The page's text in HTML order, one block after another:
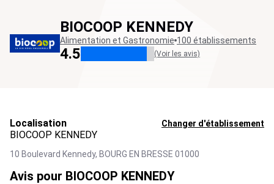
BIOCOOP KENNEDY
Alimentation et Gastronomie 100 établissements
4.5 (Voir les avis)
Localisation Changer d'établissement
BIOCOOP KENNEDY
10 Boulevard Kennedy, BOURG EN BRESSE 01000
Avis pour BIOCOOP KENNEDY